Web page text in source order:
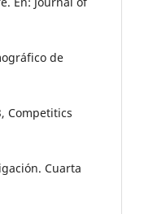
de
Competitics
Cuarta